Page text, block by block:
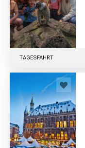
TAGESFAHRT